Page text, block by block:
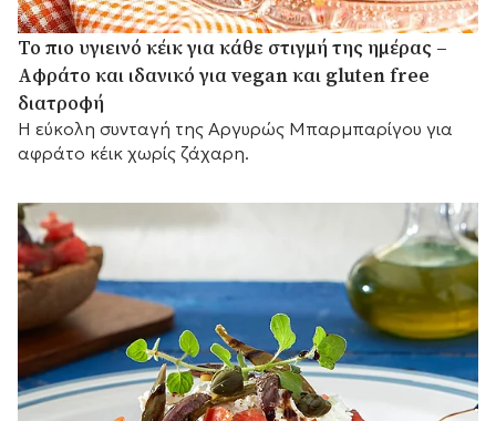
Το πιο υγιεινό κέικ για κάθε στιγμή της ημέρας –
Αφράτο και ιδανικό για vegan και gluten free
διατροφή
Η εύκολη συνταγή της Αργυρώς Μπαρμπαρίγου για
αφράτο κέικ χωρίς ζάχαρη.